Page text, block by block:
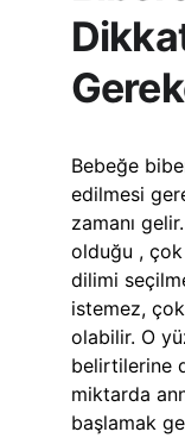
Bebeğe
edilmesi
zamanı
olduğu , çok
dilimi
istemez,
olabilir. O
belirtilerine
miktarda
başlamak